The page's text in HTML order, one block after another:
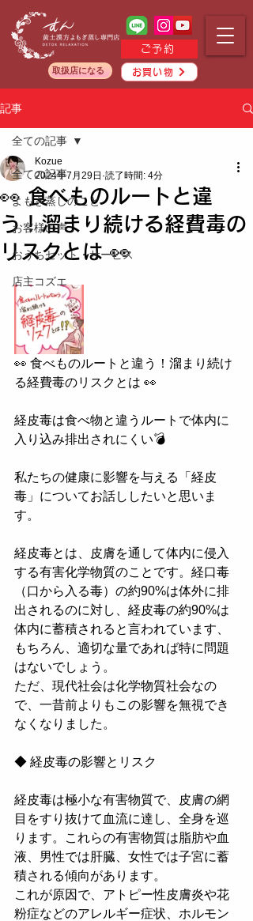
ご予約
お買い物
取扱店になる
記事
全ての記事
よもぎ蒸しのこと
お客様の声
おうちセット・サービス
店主コズエ
全ての記事
👀 食べものルートと違
う！溜まり続ける経費毒の
リスクとは 👀
Kozue
2024年7月29日 読了時間: 4分
👀 食べものルートと違う！溜まり続け
る経費毒のリスクとは 👀
経皮毒は食べ物と違うルートで体内に
入り込み排出されにくい💣
私たちの健康に影響を与える「経皮
毒」についてお話ししたいと思いま
す。
経皮毒とは、皮膚を通して体内に侵入
する有害化学物質のことです。経口毒
（口から入る毒）の約90%は体外に排
出されるのに対し、経皮毒の約90%は
体内に蓄積されると言われています、
もちろん、適切な量であれば特に問題
はないでしょう。
ただ、現代社会は化学物質社会なの
で、一昔前よりもこの影響を無視でき
なくなりました。
◆ 経皮毒の影響とリスク
経皮毒は極小な有害物質で、皮膚の網
目をすり抜けて血流に達し、全身を巡
ります。これらの有害物質は脂肪や血
液、男性では肝臓、女性では子宮に蓄
積される傾向があります。
これが原因で、アトピー性皮膚炎や花
粉症などのアレルギー症状、ホルモン